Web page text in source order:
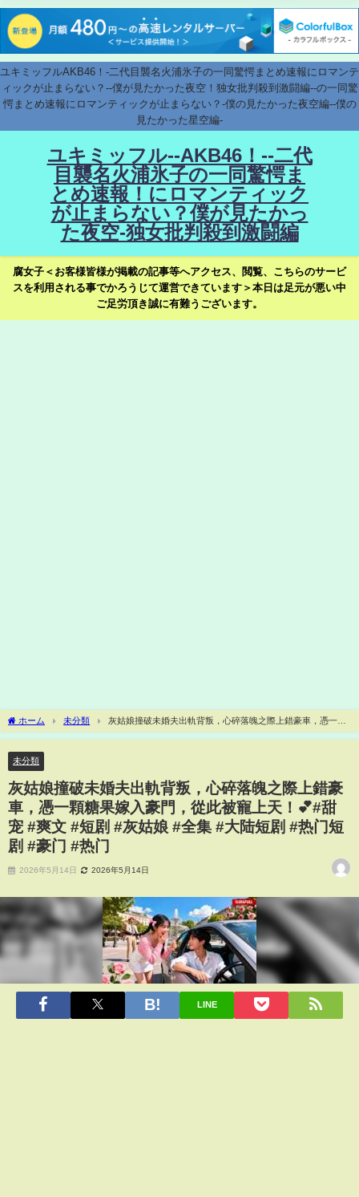
ユキミッフルAKB46！-二代目襲名火浦氷子の一同驚愕まとめ速報にロマンテ
ィックが止まらない？--僕が見たかった夜空！独女批判殺到激闘編--の一同驚
愕まとめ速報にロマンティックが止まらない？-僕の見たかった夜空編--僕の
見たかった星空編-
ユキミッフル--AKB46！--二代
目襲名火浦氷子の一同驚愕ま
とめ速報！にロマンティック
が止まらない？僕が見たかっ
た夜空-独女批判殺到激闘編
腐女子＜お客様皆様が掲載の記事等へアクセス、閲覧、こちらのサービ
スを利用される事でかろうじて運営できています＞本日は足元が悪い中
ご足労頂き誠に有難うございます。
ホーム 未分類
灰姑娘撞破未婚夫出軌背叛，心碎落魄之際上錯豪車，憑一顆
糖果嫁入豪門，從此被寵上天！💕#甜宠 #爽文 #短剧 #灰姑娘 #全集 #大陆短剧 #热门短
未分類
灰姑娘撞破未婚夫出軌背叛，心碎落魄之際上錯豪
車，憑一顆糖果嫁入豪門，從此被寵上天！💕#甜
宠 #爽文 #短剧 #灰姑娘 #全集 #大陆短剧 #热门短
剧 #豪门 #热门
2026年5月14日 2026年5月14日
LINE